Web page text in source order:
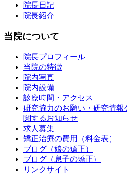
院長日記
院長紹介
当院について
院長プロフィール
当院の特徴
院内写真
院内設備
診療時間・アクセス
研究協力のお願い・研究情報
関するお知らせ
求人募集
矯正治療の費用（料金表）
ブログ（娘の矯正）
ブログ（息子の矯正）
リンクサイト